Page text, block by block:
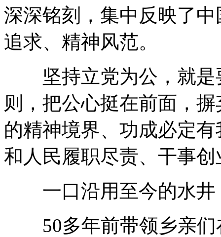
深深铭刻，集中反映了
追求、精神风范。
坚持立党为公，就是
则，把公心挺在前面，
的精神境界、功成必定
和人民履职尽责、干事创
一口沿用至今的水井
50多年前带领乡亲们